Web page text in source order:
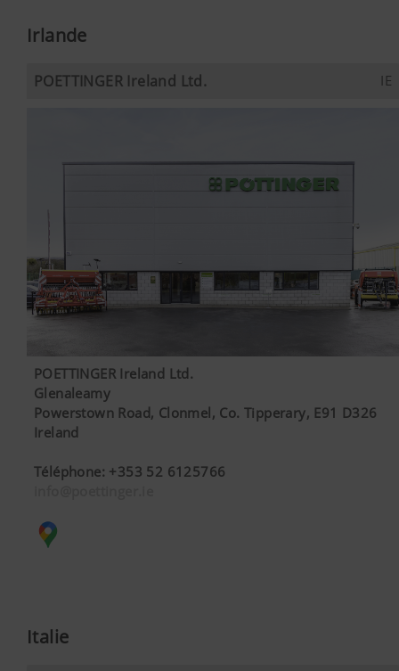
Irlande
POETTINGER Ireland Ltd. IE
POETTINGER Ireland Ltd.
Glenaleamy
Powerstown Road, Clonmel, Co. Tipperary, E91 D326
Ireland
Téléphone: +353 52 6125766
Italie